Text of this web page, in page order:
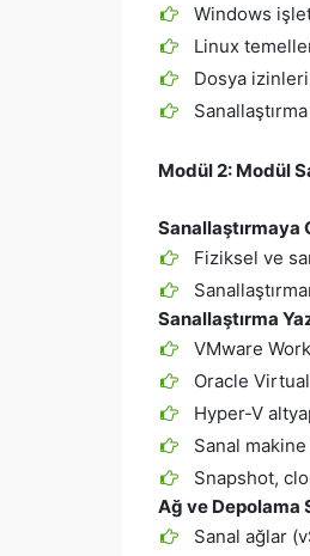
Windows
Linux
Dosya
Modül 2: Modül
Sanallaştırmaya
Fiziksel ve
Sanallaştırma
VMware
Oracle
Hyper-V
Sanal
Snapshot,
Ağ ve Depolama
Sanal ağlar